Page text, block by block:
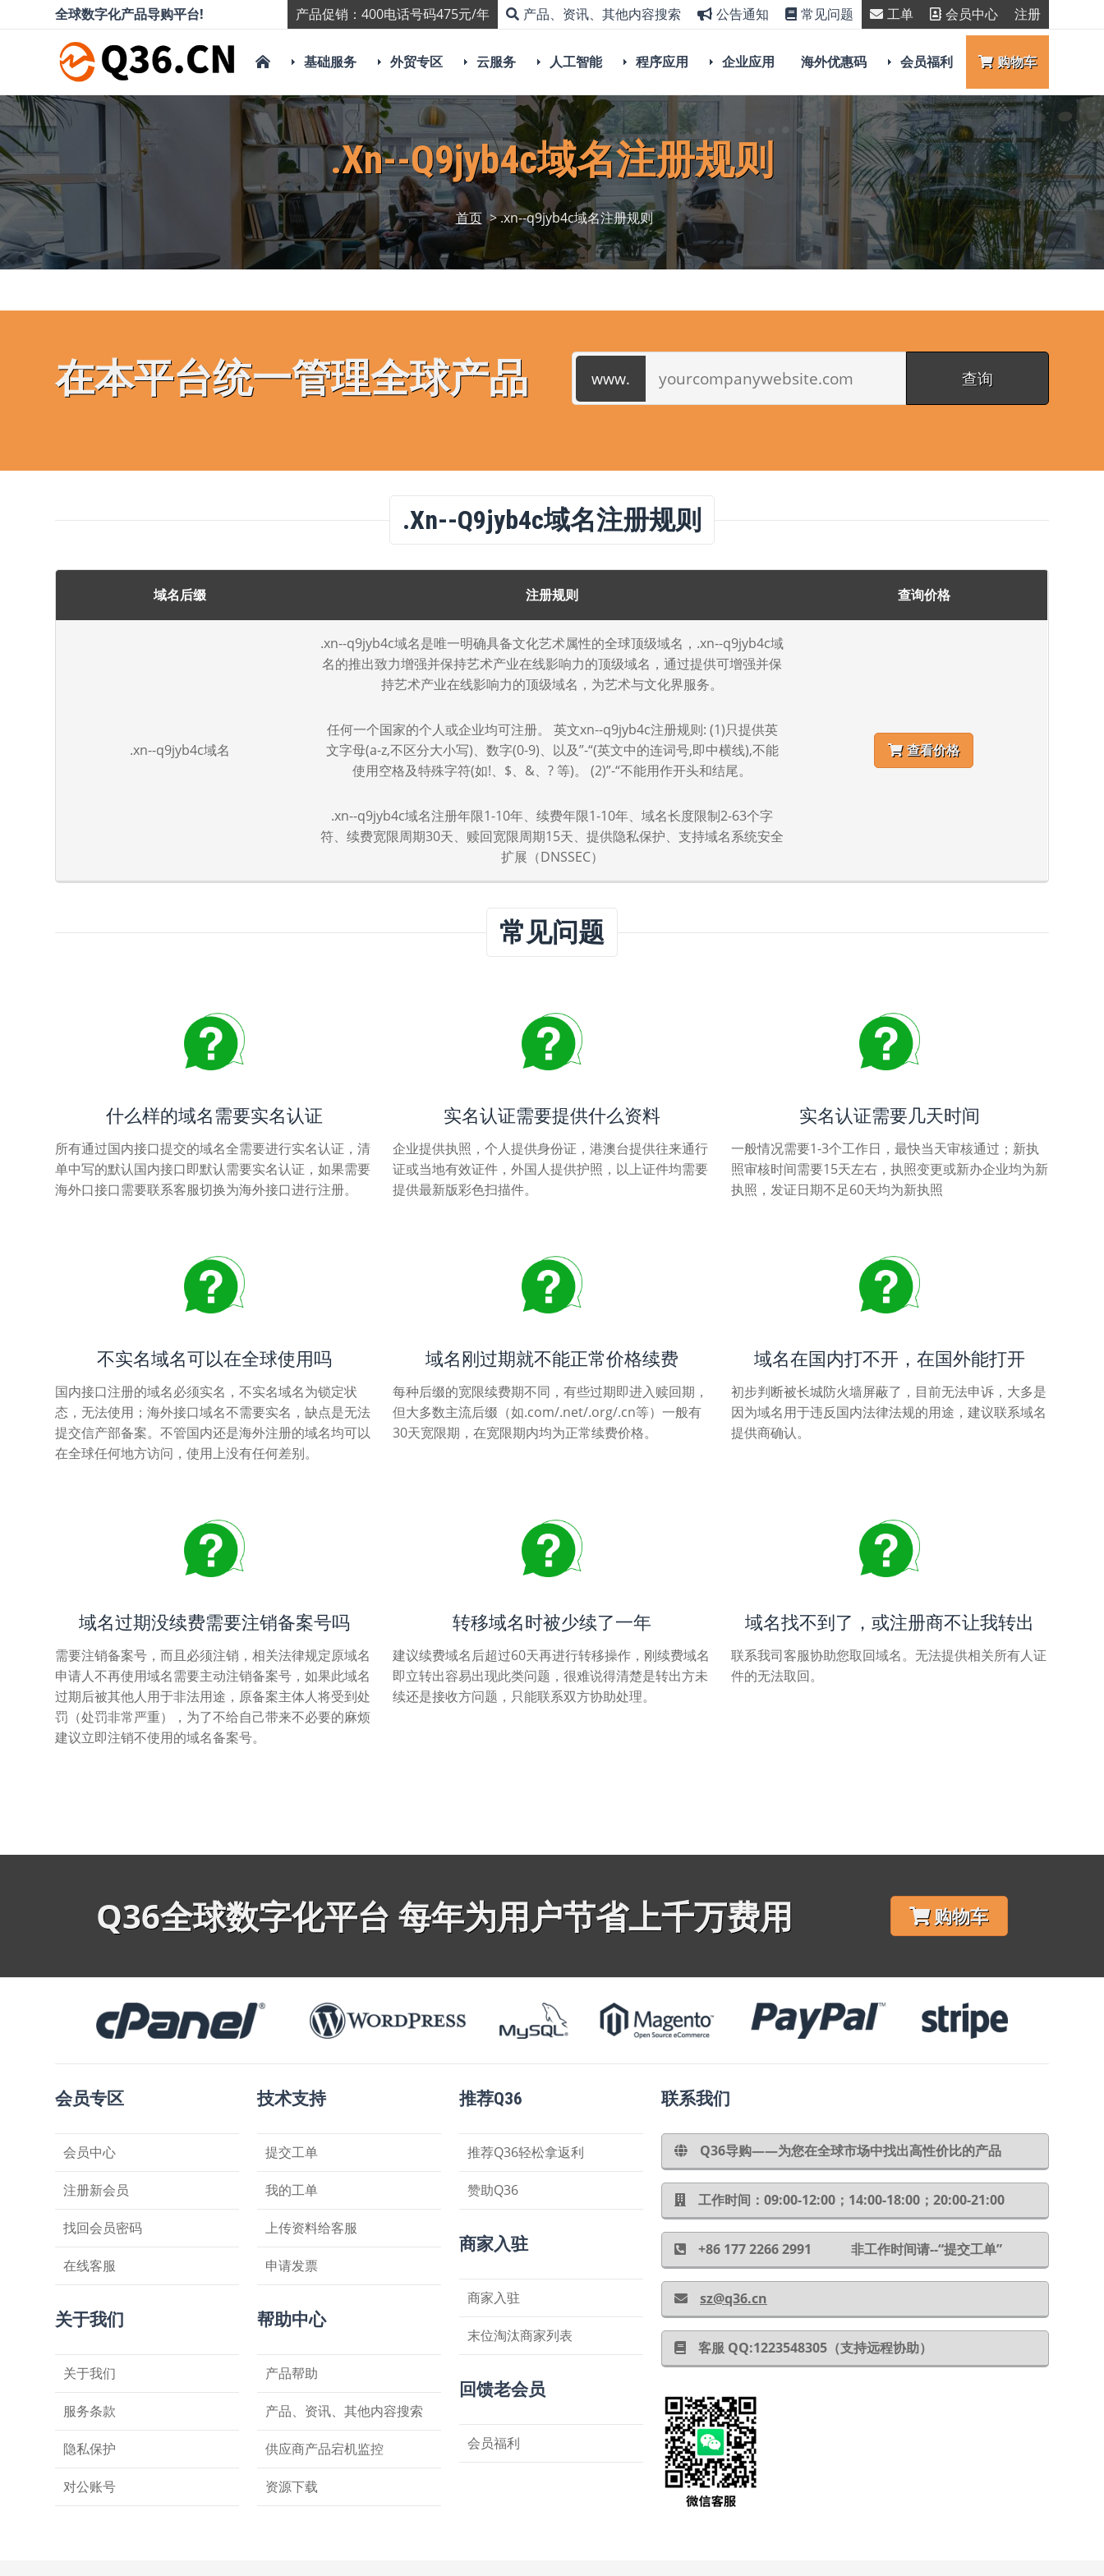
全球数字化产品导购平台! 产品促销：400电话号码475元/年 产品、资讯、其他内容搜索 公告通知 常见问题 工单 会员中心 注册
基础服务 外贸专区 云服务 人工智能 程序应用 企业应用 海外优惠码 会员福利 购物车
.xn--q9jyb4c域名注册规则
首页 > .xn--q9jyb4c域名注册规则
在本平台统一管理全球产品
.xn--q9jyb4c域名注册规则
域名后缀 注册规则 查询价格
.xn--q9jyb4c域名
.xn--q9jyb4c域名是唯一明确具备文化艺术属性的全球顶级域名，.xn--q9jyb4c域
名的推出致力增强并保持艺术产业在线影响力的顶级域名，通过提供可增强并保
持艺术产业在线影响力的顶级域名，为艺术与文化界服务。
任何一个国家的个人或企业均可注册。 英文xn--q9jyb4c注册规则: (1)只提供英
文字母(a-z,不区分大小写)、数字(0-9)、以及”-“(英文中的连词号,即中横线),不能
使用空格及特殊字符(如!、$、&、? 等)。 (2)”-“不能用作开头和结尾。
.xn--q9jyb4c域名注册年限1-10年、续费年限1-10年、域名长度限制2-63个字
符、续费宽限周期30天、赎回宽限周期15天、提供隐私保护、支持域名系统安全
扩展（DNSSEC）
查看价格
常见问题
什么样的域名需要实名认证
所有通过国内接口提交的域名全需要进行实名认证，清
单中写的默认国内接口即默认需要实名认证，如果需要
海外口接口需要联系客服切换为海外接口进行注册。
实名认证需要提供什么资料
企业提供执照，个人提供身份证，港澳台提供往来通行
证或当地有效证件，外国人提供护照，以上证件均需要
提供最新版彩色扫描件。
实名认证需要几天时间
一般情况需要1-3个工作日，最快当天审核通过；新执
照审核时间需要15天左右，执照变更或新办企业均为新
执照，发证日期不足60天均为新执照
不实名域名可以在全球使用吗
国内接口注册的域名必须实名，不实名域名为锁定状
态，无法使用；海外接口域名不需要实名，缺点是无法
提交信产部备案。不管国内还是海外注册的域名均可以
在全球任何地方访问，使用上没有任何差别。
域名刚过期就不能正常价格续费
每种后缀的宽限续费期不同，有些过期即进入赎回期，
但大多数主流后缀（如.com/.net/.org/.cn等）一般有
30天宽限期，在宽限期内均为正常续费价格。
域名在国内打不开，在国外能打开
初步判断被长城防火墙屏蔽了，目前无法申诉，大多是
因为域名用于违反国内法律法规的用途，建议联系域名
提供商确认。
域名过期没续费需要注销备案号吗
需要注销备案号，而且必须注销，相关法律规定原域名
申请人不再使用域名需要主动注销备案号，如果此域名
过期后被其他人用于非法用途，原备案主体人将受到处
罚（处罚非常严重），为了不给自己带来不必要的麻烦
建议立即注销不使用的域名备案号。
转移域名时被少续了一年
建议续费域名后超过60天再进行转移操作，刚续费域名
即立转出容易出现此类问题，很难说得清楚是转出方未
续还是接收方问题，只能联系双方协助处理。
域名找不到了，或注册商不让我转出
联系我司客服协助您取回域名。无法提供相关所有人证
件的无法取回。
Q36全球数字化平台 每年为用户节省上千万费用 购物车
会员专区
会员中心
注册新会员
找回会员密码
在线客服
关于我们
关于我们
服务条款
隐私保护
对公账号
技术支持
提交工单
我的工单
上传资料给客服
申请发票
帮助中心
产品帮助
产品、资讯、其他内容搜索
供应商产品宕机监控
资源下载
推荐Q36
推荐Q36轻松拿返利
赞助Q36
商家入驻
商家入驻
末位淘汰商家列表
回馈老会员
会员福利
联系我们
Q36导购——为您在全球市场中找出高性价比的产品
工作时间：09:00-12:00；14:00-18:00；20:00-21:00
+86 177 2266 2991 非工作时间请--“提交工单”
sz@q36.cn
客服 QQ:1223548305（支持远程协助）